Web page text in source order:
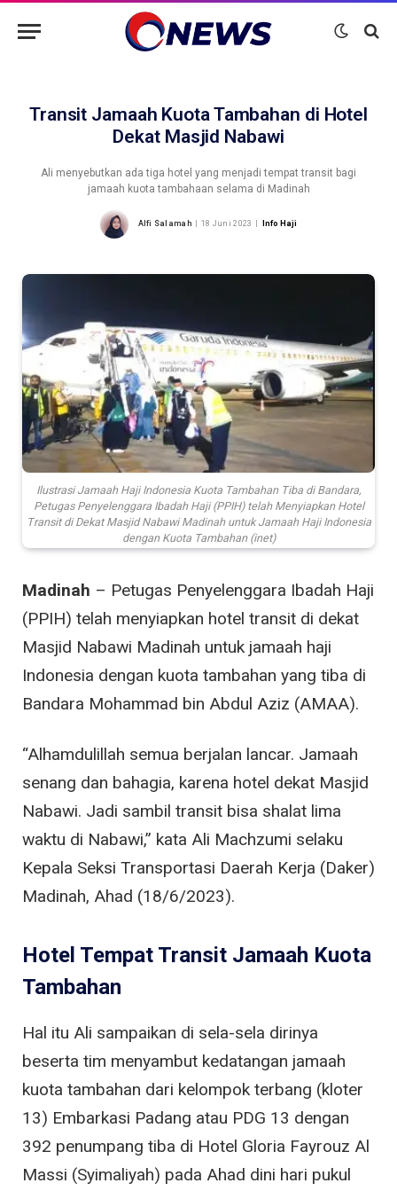
Transit Jamaah Kuota Tambahan di Hotel
Dekat Masjid Nabawi
Ali menyebutkan ada tiga hotel yang menjadi tempat transit bagi
jamaah kuota tambahaan selama di Madinah
Alfi Salamah 18 Juni 2023 Info Haji
Ilustrasi Jamaah Haji Indonesia Kuota Tambahan Tiba di Bandara,
Petugas Penyelenggara Ibadah Haji (PPIH) telah Menyiapkan Hotel
Transit di Dekat Masjid Nabawi Madinah untuk Jamaah Haji Indonesia
dengan Kuota Tambahan (inet)
Madinah – Petugas Penyelenggara Ibadah Haji
(PPIH) telah menyiapkan hotel transit di dekat
Masjid Nabawi Madinah untuk jamaah haji
Indonesia dengan kuota tambahan yang tiba di
Bandara Mohammad bin Abdul Aziz (AMAA).
“Alhamdulillah semua berjalan lancar. Jamaah
senang dan bahagia, karena hotel dekat Masjid
Nabawi. Jadi sambil transit bisa shalat lima
waktu di Nabawi,” kata Ali Machzumi selaku
Kepala Seksi Transportasi Daerah Kerja (Daker)
Madinah, Ahad (18/6/2023).
Hotel Tempat Transit Jamaah Kuota
Tambahan
Hal itu Ali sampaikan di sela-sela dirinya
beserta tim menyambut kedatangan jamaah
kuota tambahan dari kelompok terbang (kloter
13) Embarkasi Padang atau PDG 13 dengan
392 penumpang tiba di Hotel Gloria Fayrouz Al
Massi (Syimaliyah) pada Ahad dini hari pukul